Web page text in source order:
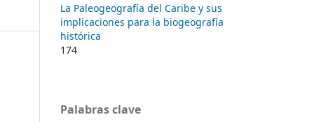
La Paleogeografía del Caribe y sus
implicaciones para la biogeografía
histórica
174
Palabras clave